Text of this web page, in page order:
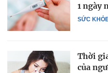
SỨC
1 ngày
Thời
của